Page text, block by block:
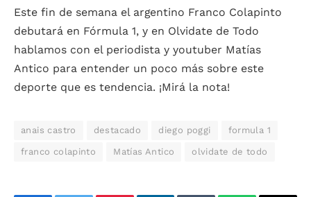
Este fin de semana el argentino Franco Colapinto
debutará en Fórmula 1, y en Olvidate de Todo
hablamos con el periodista y youtuber Matías
Antico para entender un poco más sobre este
deporte que es tendencia. ¡Mirá la nota!
anais castro destacado diego poggi formula 1
franco colapinto Matías Antico olvidate de todo